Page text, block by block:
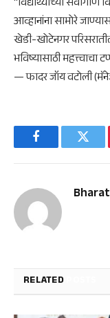
“विद्यार्थ्यांच्या
आव्हानांना सामोरे
खेडी-खोटेनगर
भविष्यासाठी महत्त्वाचा
— फादर जॉय वटोली
Facebook
RELATED